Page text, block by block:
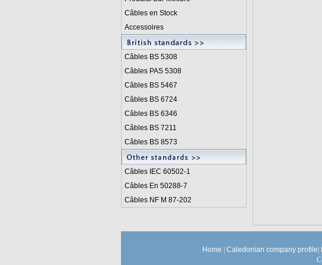
Câbles en Stock
Accessoires
Câbles BS 5308
Câbles PAS 5308
Câbles BS 5467
Câbles BS 6724
Câbles BS 6346
Câbles BS 7211
Câbles BS 8573
Câbles IEC 60502-1
Câbles En 50288-7
Câbles NF M 87-202
Home Caledonian company profile